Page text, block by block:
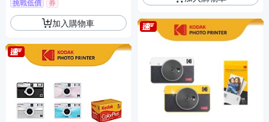
挑戰低價 券
加入購物車